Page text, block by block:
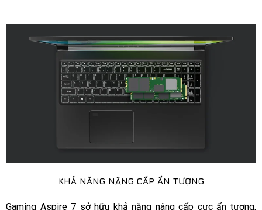
KHẢ NĂNG NÂNG CẤP ẤN TƯỢNG​
Gaming Aspire 7 sở hữu khả năng nâng cấp cực ấn tượng,